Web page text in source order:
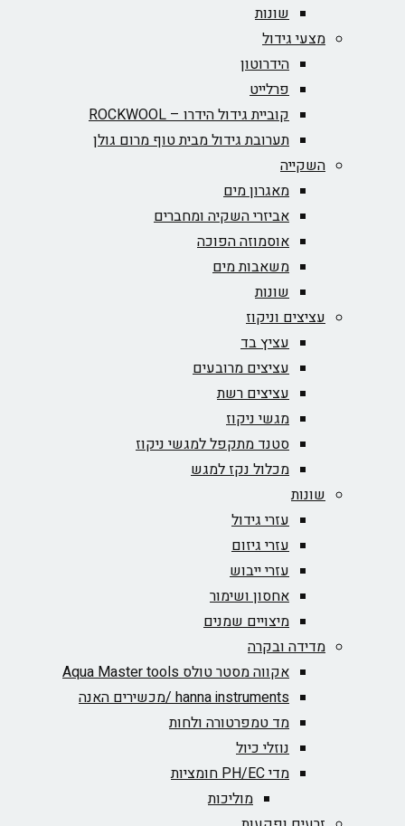
שונות
מצעי גידול
הידרוטון
פרלייט
קוביית גידול הידרו – ROCKWOOL‏
תערובת גידול מבית טוף מרום גולן
השקייה
מאגרון מים
אביזרי השקיה ומחברים
אוסמוזה הפוכה
משאבות מים
שונות
עציצים וניקוז
עציץ בד
עציצים מרובעים
עציצים רשת
מגשי ניקוז
סטנד מתקפל למגשי ניקוז
מכלול נקז למגש
שונות
עזרי גידול
עזרי גיזום
עזרי ייבוש
אחסון ושימור
מיצויים שמנים
מדידה ובקרה
אקווה מסטר טולס Aqua Master tools
hanna instruments /מכשירים האנה
מד טמפרטורה ולחות
נוזלי כיול
מדי PH/EC חומציות
מוליכות